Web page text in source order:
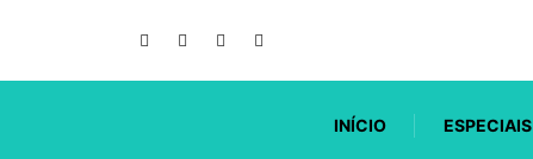
INÍCIO ESPECIAIS